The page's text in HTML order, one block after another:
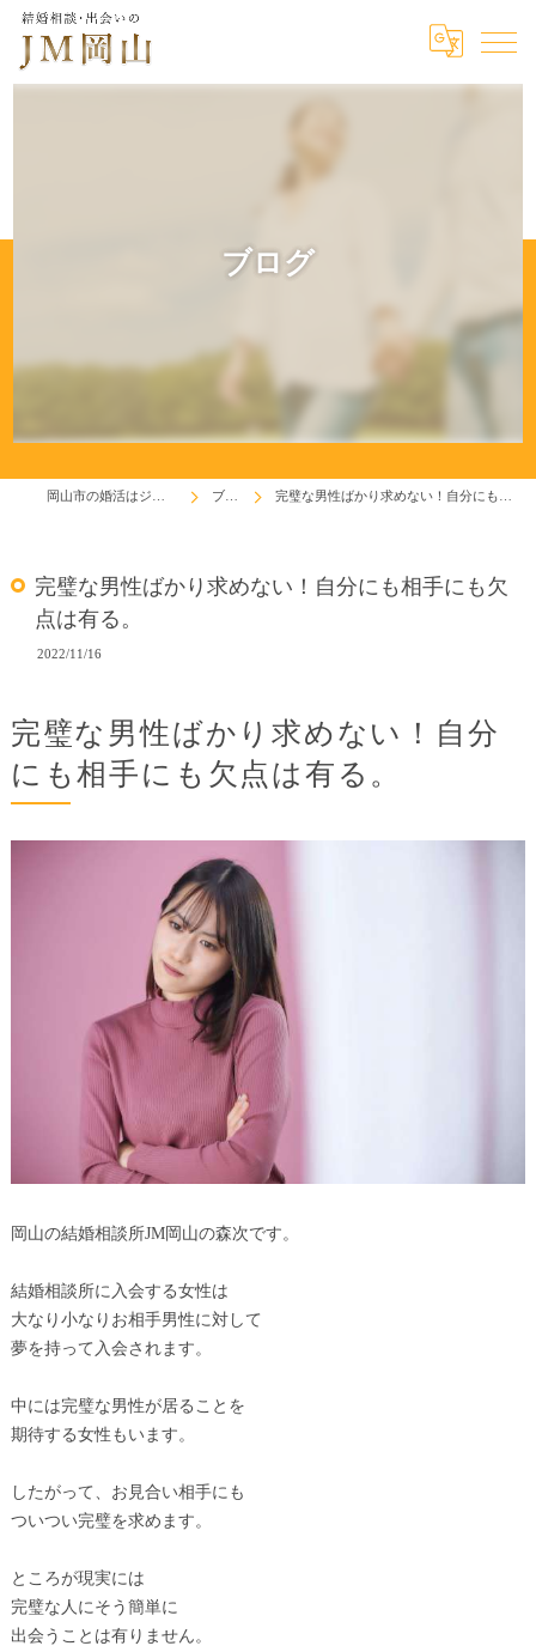
ブログ
ブログ 完璧な男性ばかり求めない！自分にも相手にも欠点は有る。
完璧な男性ばかり求めない！自分にも相手にも欠
点は有る。
2022/11/16
完璧な男性ばかり求めない！自分
にも相手にも欠点は有る。
岡山の結婚相談所JM岡山の森次です。
結婚相談所に入会する女性は
大なり小なりお相手男性に対して
夢を持って入会されます。
中には完璧な男性が居ることを
期待する女性もいます。
したがって、お見合い相手にも
ついつい完璧を求めます。
ところが現実には
完璧な人にそう簡単に
出会うことは有りません。